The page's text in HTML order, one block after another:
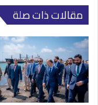
مقالات ذات صلة